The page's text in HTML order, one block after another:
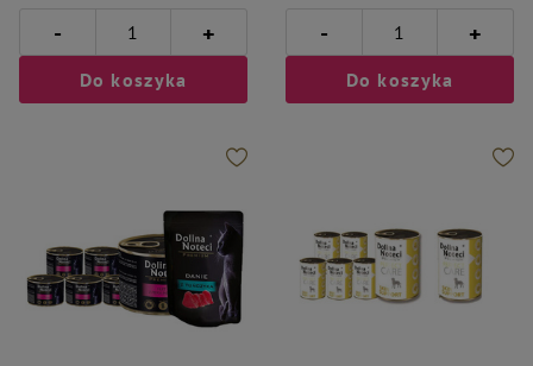
- +
Do koszyka
- +
Do koszyka